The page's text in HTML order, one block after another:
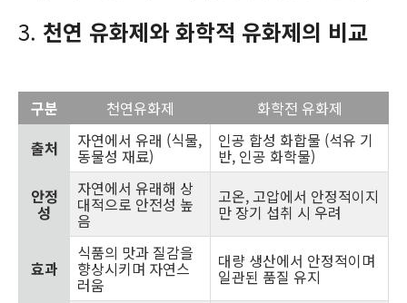
3. 천연 유화제와 화학적 유화제의 비교
구분 천연유화제
화학전 유화제
출처
자연에서 유래 (식물,
동물성 재료)
인공 합성 화합물 (석유 기
반, 인공 화학물)
안정
성
자연에서 유래해 상
대적으로 안전성 높
음
고온, 고압에서 안정적이지
만 장기 섭취 시 우려
효과
식품의 맛과 질감을
향상시키며 자연스
러움
대량 생산에서 안정적이며
일관된 품질 유지